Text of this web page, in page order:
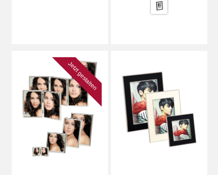
Jetzt gestalten